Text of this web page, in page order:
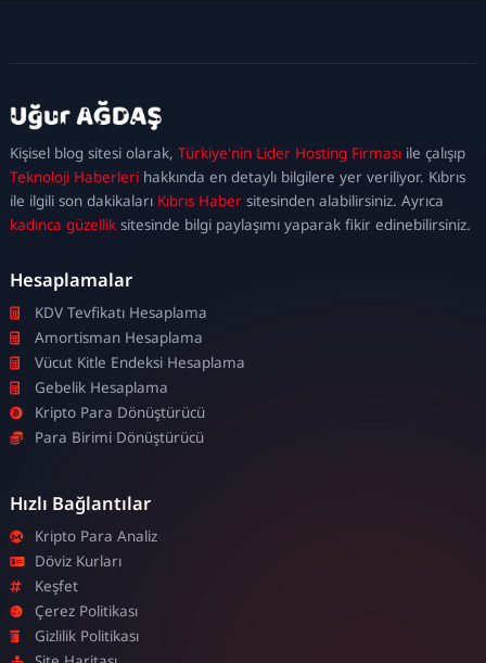
Kişisel blog sitesi olarak,Türkiye'nin Lider Hosting Firması ile çalışıp
Teknoloji Haberleri hakkında en detaylı bilgilere yer veriliyor. Kıbrıs
ile ilgili son dakikaları Kıbrıs Haber sitesinden alabilirsiniz. Ayrıca
kadınca güzellik sitesinde bilgi paylaşımı yaparak fikir edinebilirsiniz.
kadıköy
escortmaltepe
escortataşehir
escortümraniye
escort
Hesaplamalar
KDV Tevfikatı Hesaplama
Amortisman Hesaplama
Vücut Kitle Endeksi Hesaplama
Gebelik Hesaplama
Kripto Para Dönüştürücü
Para Birimi Dönüştürücü
Hızlı Bağlantılar
Kripto Para Analiz
Döviz Kurları
Keşfet
Çerez Politikası
Gizlilik Politikası